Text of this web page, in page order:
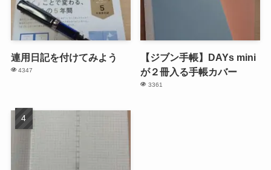
連用日記を付けてみよう
4347
【ジブン手帳】DAYs mini
が２冊入る手帳カバー
3361